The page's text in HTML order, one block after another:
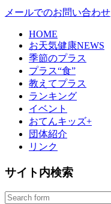
メールでのお問い合わせ
HOME
お天気健康NEWS
季節のプラス
プラス“食”
教えてプラス
ランキング
イベント
おてんキッズ+
団体紹介
リンク
サイト内検索